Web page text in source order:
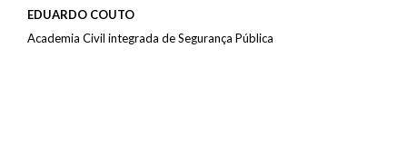
EDUARDO COUTO
Academia Civil integrada de Segurança Pública